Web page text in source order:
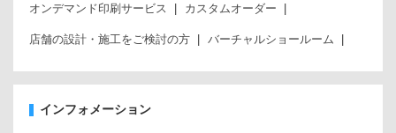
オンデマンド印刷サービス カスタムオーダー
店舗の設計・施工をご検討の方 バーチャルショールーム
インフォメーション